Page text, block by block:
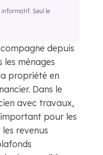
informatif. Seul le
depuis
les ménages
propriété en
Dans le
avec travaux,
pour les
revenus